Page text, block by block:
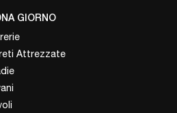
GIORNO
Attrezzate